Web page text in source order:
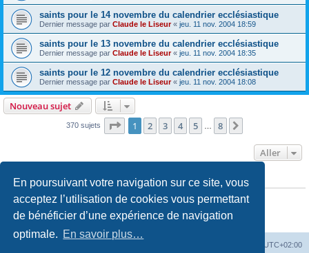
En poursuivant votre navigation sur ce site, vous
acceptez l’utilisation de cookies vous permettant
de bénéficier d’une expérience de navigation
optimale. En savoir plus…
saints pour le 14 novembre du calendrier ecclésiastique
Dernier message par Claude le Liseur« jeu. 11 nov. 2004 18:59
saints pour le 13 novembre du calendrier ecclésiastique
Dernier message par Claude le Liseur« jeu. 11 nov. 2004 18:35
saints pour le 12 novembre du calendrier ecclésiastique
Dernier message par Claude le Liseur« jeu. 11 nov. 2004 18:08
Nouveau sujet
370 sujets Page 1sur8
1 2 3 4 5 8
Aller
PERMISSIONS DU FORUM
Vousne pouvez paspublier de nouveaux sujets dans ce forum
Vousne pouvez pasrépondre aux sujets dans ce forum
Vousne pouvez pasmodifier vos messages dans ce forum
supprimer vos messages dans ce forum
UTC+02:00